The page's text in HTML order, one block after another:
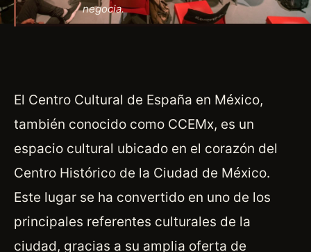
negocia.
El Centro Cultural de España en México,
también conocido como CCEMx, es un
espacio cultural ubicado en el corazón del
Centro Histórico de la Ciudad de México.
Este lugar se ha convertido en uno de los
principales referentes culturales de la
ciudad, gracias a su amplia oferta de